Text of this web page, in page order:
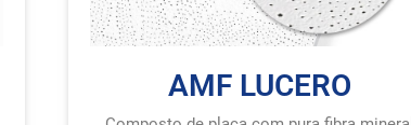
AMF LUCERO